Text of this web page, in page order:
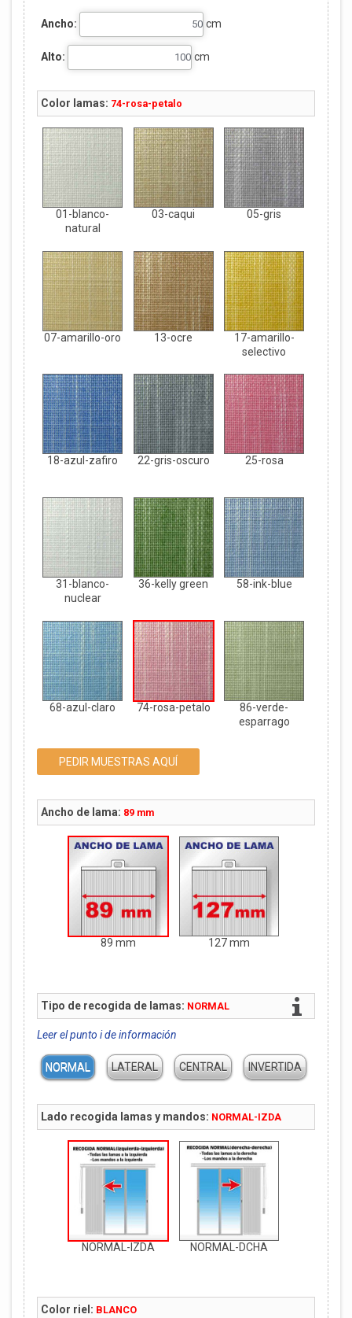
Ancho: cm
Alto: cm
Color lamas: 74-rosa-petalo
01-blanco-
natural
03-caqui 05-gris
07-amarillo-oro 13-ocre
17-amarillo-
selectivo
18-azul-zafiro 22-gris-oscuro 25-rosa
31-blanco-
nuclear
36-kelly green 58-ink-blue
68-azul-claro 74-rosa-petalo
86-verde-
esparrago
PEDIR MUESTRAS AQUÍ
Ancho de lama: 89 mm
89 mm 127 mm
Tipo de recogida de lamas: NORMAL
Leer el punto i de información
NORMAL LATERAL CENTRAL INVERTIDA
Lado recogida lamas y mandos: NORMAL-IZDA
NORMAL-IZDA NORMAL-DCHA
Color riel: BLANCO